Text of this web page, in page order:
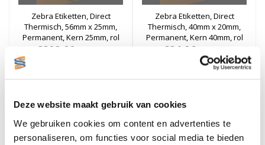
Deze website maakt gebruik van cookies
We gebruiken cookies om content en advertenties te
personaliseren, om functies voor social media te bieden
Zebra Etiketten, Direct
Thermisch, 56mm x 25mm,
Permanent, Kern 25mm, rol
à 1.000 stuks (Per doos)
€209,00
Zebra Etiketten, Direct
Thermisch, 40mm x 20mm,
Permanent, Kern 40mm, rol
à 1.650 stuks
€24,96
Stukprijs: €24,96 / Per Rol